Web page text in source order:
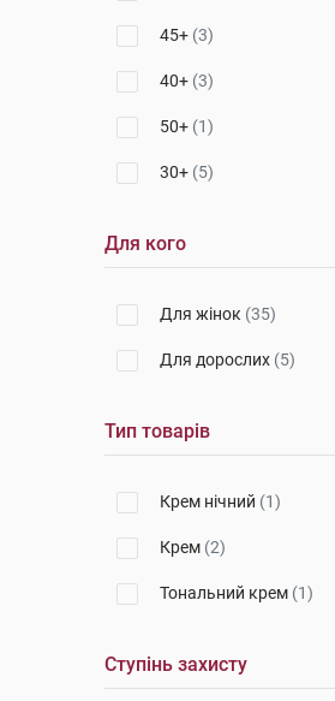
45+ (3)
40+ (3)
50+ (1)
30+ (5)
Для кого
Для жінок (35)
Для дорослих (5)
Тип товарів
Крем нічний (1)
Крем (2)
Тональний крем (1)
Ступінь захисту